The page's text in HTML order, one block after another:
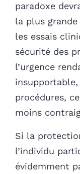
paradoxe
la plus
les essais
sécurité des
l’urgence
procédures,
moins
Si la
l’individu
évidemment